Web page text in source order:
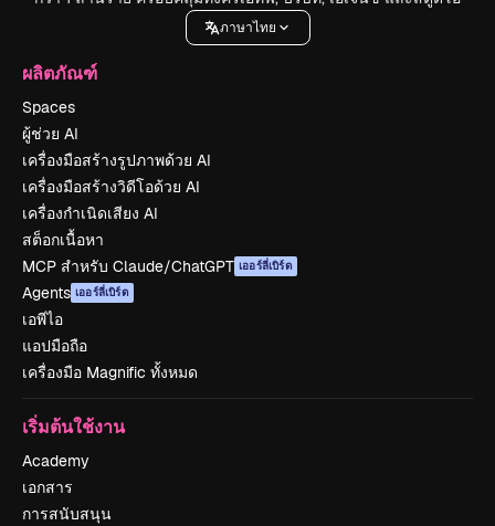
ภาษาไทย
ผลิตภัณฑ์
Spaces
ผู้ช่วย AI
เครื่องมือสร้างรูปภาพด้วย AI
เครื่องมือสร้างวิดีโอด้วย AI
เครื่องกำเนิดเสียง AI
สต็อกเนื้อหา
MCP สำหรับ Claude/ChatGPT เออร์ลี่เบิร์ด
Agents เออร์ลี่เบิร์ด
เอพีไอ
แอปมือถือ
เครื่องมือ Magnific ทั้งหมด
เริ่มต้นใช้งาน
Academy
เอกสาร
การสนับสนุน